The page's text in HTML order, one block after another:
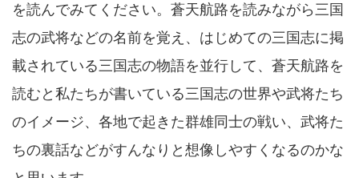
を読んでみてください。蒼天航路を読みながら三国
志の武将などの名前を覚え、はじめての三国志に掲
載されている三国志の物語を並行して、蒼天航路を
読むと私たちが書いている三国志の世界や武将たち
のイメージ、各地で起きた群雄同士の戦い、武将た
ちの裏話などがすんなりと想像しやすくなるのかな